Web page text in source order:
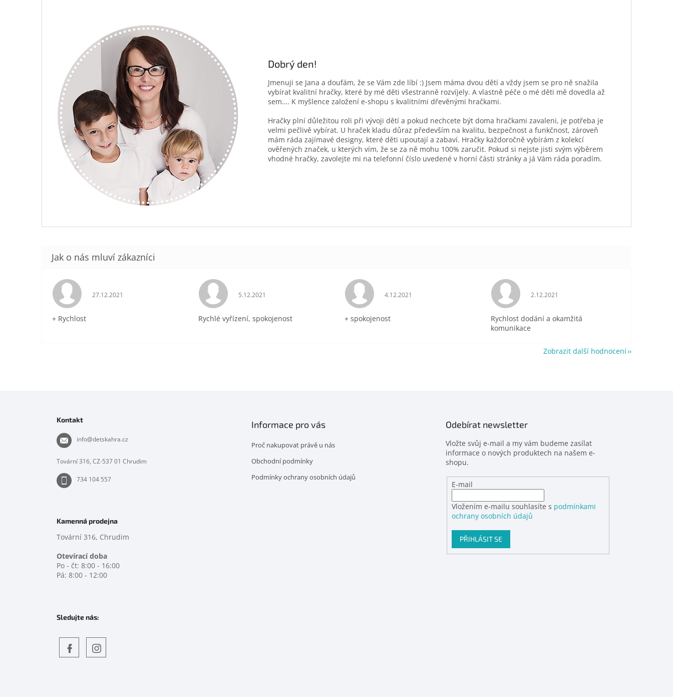
Dobrý den!
Jmenuji se Jana a doufám, že se Vám zde líbí :) Jsem máma dvou dětí a vždy jsem se pro ně snažila
vybírat kvalitní hračky, které by mé děti všestranně rozvíjely. A vlastně péče o mé děti mě dovedla až
sem…. K myšlence založení e-shopu s kvalitními dřevěnými hračkami.
Hračky plní důležitou roli při vývoji dětí a pokud nechcete být doma hračkami zavaleni, je potřeba je
velmi pečlivě vybírat. U hraček kladu důraz především na kvalitu, bezpečnost a funkčnost, zároveň
mám ráda zajímavé designy, které děti upoutají a zabaví. Hračky každoročně vybírám z kolekcí
ověřených značek, u kterých vím, že se za ně mohu 100% zaručit. Pokud si nejste jisti svým výběrem
vhodné hračky, zavolejte mi na telefonní číslo uvedené v horní části stránky a já Vám ráda poradím.
Hodnocení obchodu je 5 z 5 hvězdiček.
27.12.2021
+ Rychlost
Hodnocení obchodu je 5 z 5 hvězdiček.
5.12.2021
Rychlé vyřízení, spokojenost
Hodnocení obchodu je 5 z 5 hvězdiček.
4.12.2021
+ spokojenost
Hodnocení obchodu je 5 z 5 hvězdiček.
2.12.2021
Rychlost dodání a okamžitá
komunikace
Zobrazit další hodnocení
Kontakt
info@detskahra.cz
Tovární 316, CZ-537 01 Chrudim
734 104 557
Kamenná prodejna
Tovární 316, Chrudim
Otevírací doba
Po - čt: 8:00 - 16:00
Pá: 8:00 - 12:00
Sledujte nás:
Informace pro vás
Proč nakupovat právě u nás
Obchodní podmínky
Podmínky ochrany osobních údajů
Odebírat newsletter
Vložte svůj e-mail a my vám budeme zasílat
informace o nových produktech na našem e-
shopu.
E-mail
Vložením e-mailu souhlasíte s podmínkami
ochrany osobních údajů
PŘIHLÁSIT SE